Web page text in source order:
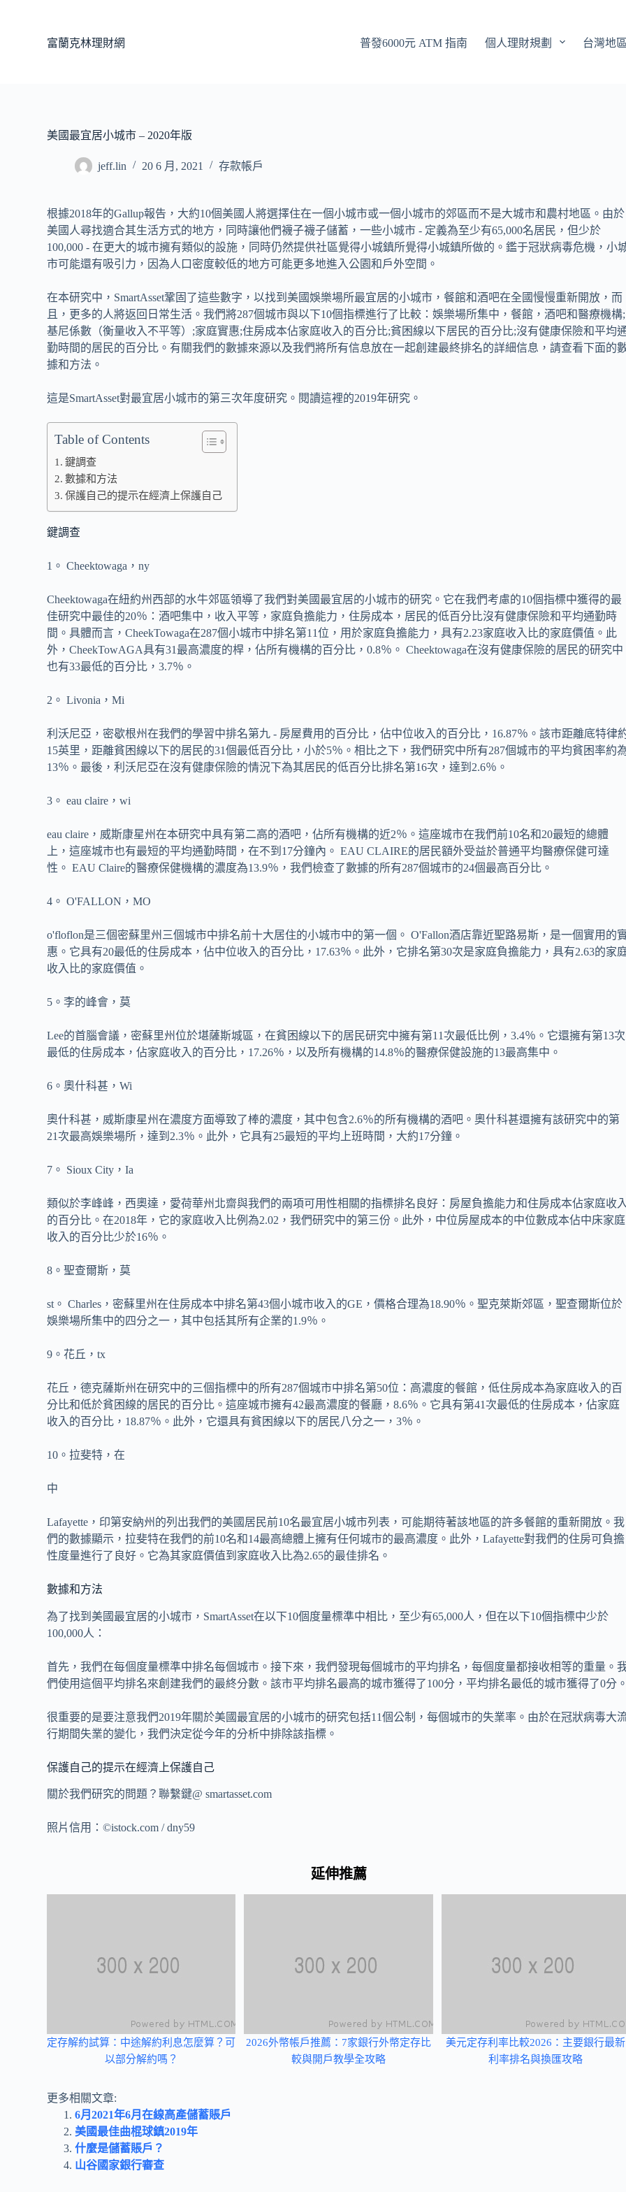
富蘭克林理財網 普發6000元 ATM 指南 個人理財規劃 台灣地
美國最宜居小城市 – 2020年版
jeff.lin 20 6 月, 2021 存款帳戶
根據2018年的Gallup報告，大約10個美國人將選擇住在一個小城市或一個小城市的郊區而不是大城市和農村地區。由於
美國人尋找適合其生活方式的地方，同時讓他們襪子襪子儲蓄，一些小城市 - 定義為至少有65,000名居民，但少於
100,000 - 在更大的城市擁有類似的設施，同時仍然提供社區覺得小城鎮所覺得小城鎮所做的。鑑于冠狀病毒危機，小
市可能還有吸引力，因為人口密度較低的地方可能更多地進入公園和戶外空間。
在本研究中，SmartAsset鞏固了這些數字，以找到美國娛樂場所最宜居的小城市，餐館和酒吧在全國慢慢重新開放，而
且，更多的人將返回日常生活。我們將287個城市與以下10個指標進行了比較：娛樂場所集中，餐館，酒吧和醫療機構;
基尼係數（衡量收入不平等）;家庭實惠;住房成本佔家庭收入的百分比;貧困線以下居民的百分比;沒有健康保險和平均
勤時間的居民的百分比。有關我們的數據來源以及我們將所有信息放在一起創建最終排名的詳細信息，請查看下面的
據和方法。
這是SmartAsset對最宜居小城市的第三次年度研究。閱讀這裡的2019年研究。
Table of Contents
鍵調查
數據和方法
保護自己的提示在經濟上保護自己
鍵調查
1。 Cheektowaga，ny
Cheektowaga在紐約州西部的水牛郊區領導了我們對美國最宜居的小城市的研究。它在我們考慮的10個指標中獲得的最
佳研究中最佳的20％：酒吧集中，收入平等，家庭負擔能力，住房成本，居民的低百分比沒有健康保險和平均通勤時
間。具體而言，CheekTowaga在287個小城市中排名第11位，用於家庭負擔能力，具有2.23家庭收入比的家庭價值。此
外，CheekTowAGA具有31最高濃度的桿，佔所有機構的百分比，0.8％。 Cheektowaga在沒有健康保險的居民的研究中
也有33最低的百分比，3.7％。
2。 Livonia，Mi
利沃尼亞，密歇根州在我們的學習中排名第九 - 房屋費用的百分比，佔中位收入的百分比，16.87％。該市距離底特律
15英里，距離貧困線以下的居民的31個最低百分比，小於5％。相比之下，我們研究中所有287個城市的平均貧困率約
13％。最後，利沃尼亞在沒有健康保險的情況下為其居民的低百分比排名第16次，達到2.6％。
3。 eau claire，wi
eau claire，威斯康星州在本研究中具有第二高的酒吧，佔所有機構的近2％。這座城市在我們前10名和20最短的總體
上，這座城市也有最短的平均通勤時間，在不到17分鐘內。 EAU CLAIRE的居民額外受益於普通平均醫療保健可達
性。 EAU Claire的醫療保健機構的濃度為13.9％，我們檢查了數據的所有287個城市的24個最高百分比。
4。 O'FALLON，MO
o'floflon是三個密蘇里州三個城市中排名前十大居住的小城市中的第一個。 O'Fallon酒店靠近聖路易斯，是一個實用的
惠。它具有20最低的住房成本，佔中位收入的百分比，17.63％。此外，它排名第30次是家庭負擔能力，具有2.63的家
收入比的家庭價值。
5。李的峰會，莫
Lee的首腦會議，密蘇里州位於堪薩斯城區，在貧困線以下的居民研究中擁有第11次最低比例，3.4％。它還擁有第13次
最低的住房成本，佔家庭收入的百分比，17.26％，以及所有機構的14.8％的醫療保健設施的13最高集中。
6。奧什科甚，Wi
奧什科甚，威斯康星州在濃度方面導致了棒的濃度，其中包含2.6％的所有機構的酒吧。奧什科甚還擁有該研究中的第
21次最高娛樂場所，達到2.3％。此外，它具有25最短的平均上班時間，大約17分鐘。
7。 Sioux City，Ia
類似於李峰峰，西奧達，愛荷華州北齋與我們的兩項可用性相關的指標排名良好：房屋負擔能力和住房成本佔家庭收
的百分比。在2018年，它的家庭收入比例為2.02，我們研究中的第三份。此外，中位房屋成本的中位數成本佔中床家庭
收入的百分比少於16％。
8。聖查爾斯，莫
st。 Charles，密蘇里州在住房成本中排名第43個小城市收入的GE，價格合理為18.90％。聖克萊斯郊區，聖查爾斯位於
娛樂場所集中的四分之一，其中包括其所有企業的1.9％。
9。花丘，tx
花丘，德克薩斯州在研究中的三個指標中的所有287個城市中排名第50位：高濃度的餐館，低住房成本為家庭收入的百
分比和低於貧困線的居民的百分比。這座城市擁有42最高濃度的餐廳，8.6％。它具有第41次最低的住房成本，佔家庭
收入的百分比，18.87％。此外，它還具有貧困線以下的居民八分之一，3％。
10。拉斐特，在
中
Lafayette，印第安納州的列出我們的美國居民前10名最宜居小城市列表，可能期待著該地區的許多餐館的重新開放。我
們的數據顯示，拉斐特在我們的前10名和14最高總體上擁有任何城市的最高濃度。此外，Lafayette對我們的住房可負擔
性度量進行了良好。它為其家庭價值到家庭收入比為2.65的最佳排名。
數據和方法
為了找到美國最宜居的小城市，SmartAsset在以下10個度量標準中相比，至少有65,000人，但在以下10個指標中少於
100,000人：
首先，我們在每個度量標準中排名每個城市。接下來，我們發現每個城市的平均排名，每個度量都接收相等的重量。
們使用這個平均排名來創建我們的最終分數。該市平均排名最高的城市獲得了100分，平均排名最低的城市獲得了0分
很重要的是要注意我們2019年關於美國最宜居的小城市的研究包括11個公制，每個城市的失業率。由於在冠狀病毒大
行期間失業的變化，我們決定從今年的分析中排除該指標。
保護自己的提示在經濟上保護自己
關於我們研究的問題？聯繫鍵@ smartasset.com
照片信用：©istock.com / dny59
延伸推薦
定存解約試算：中途解約利息怎麼算？可
以部分解約嗎？
2026外幣帳戶推薦：7家銀行外幣定存比
較與開戶教學全攻略
美元定存利率比較2026：主要銀行最新
利率排名與換匯攻略
更多相關文章:
6月2021年6月在線高產儲蓄賬戶
美國最佳曲棍球鎮2019年
什麼是儲蓄賬戶？
山谷國家銀行審查